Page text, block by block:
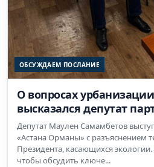
ОБСУЖДАЕМ ПОСЛАНИЕ
О вопросах
высказался депутат
Депутат Маулен Самамбетов
«Астана Орманы» с разъяснением
Президента, касающихся
чтобы обсудить ключе...